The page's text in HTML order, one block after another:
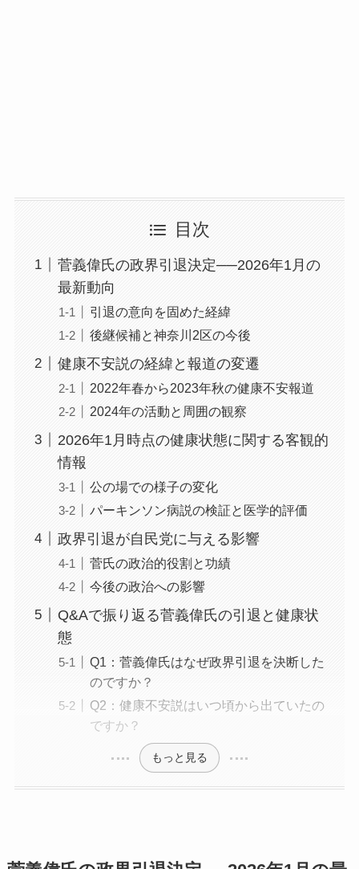
目次
菅義偉氏の政界引退決定──2026年1月の
最新動向
引退の意向を固めた経緯
後継候補と神奈川2区の今後
健康不安説の経緯と報道の変遷
2022年春から2023年秋の健康不安報道
2024年の活動と周囲の観察
2026年1月時点の健康状態に関する客観的
情報
公の場での様子の変化
パーキンソン病説の検証と医学的評価
政界引退が自民党に与える影響
菅氏の政治的役割と功績
今後の政治への影響
Q&Aで振り返る菅義偉氏の引退と健康状
態
Q1：菅義偉氏はなぜ政界引退を決断した
のですか？
Q2：健康不安説はいつ頃から出ていたの
ですか？
もっと見る